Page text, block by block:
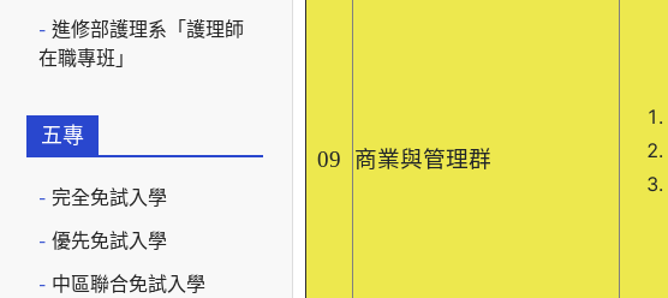
進修部護理系「護理師
在職專班」
五專
完全免試入學
優先免試入學
中區聯合免試入學
09 商業與管理群